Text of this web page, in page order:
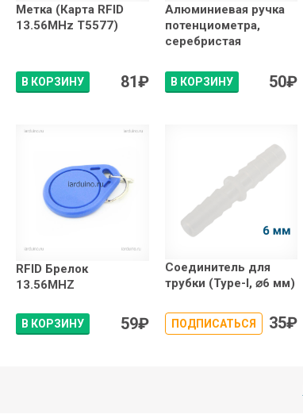
Метка (Карта RFID
13.56MHz T5577)
В КОРЗИНУ 81₽
Алюминиевая ручка
потенциометра,
серебристая
В КОРЗИНУ 50₽
RFID Брелок
13.56MHZ
В КОРЗИНУ 59₽
Соединитель для
трубки (Type-I, ⌀6 мм)
ПОДПИСАТЬСЯ 35₽